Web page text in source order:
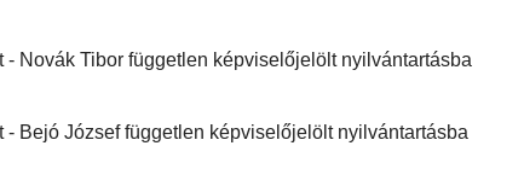
- Novák Tibor független képviselőjelölt nyilvántartásba
- Bejó József független képviselőjelölt nyilvántartásba